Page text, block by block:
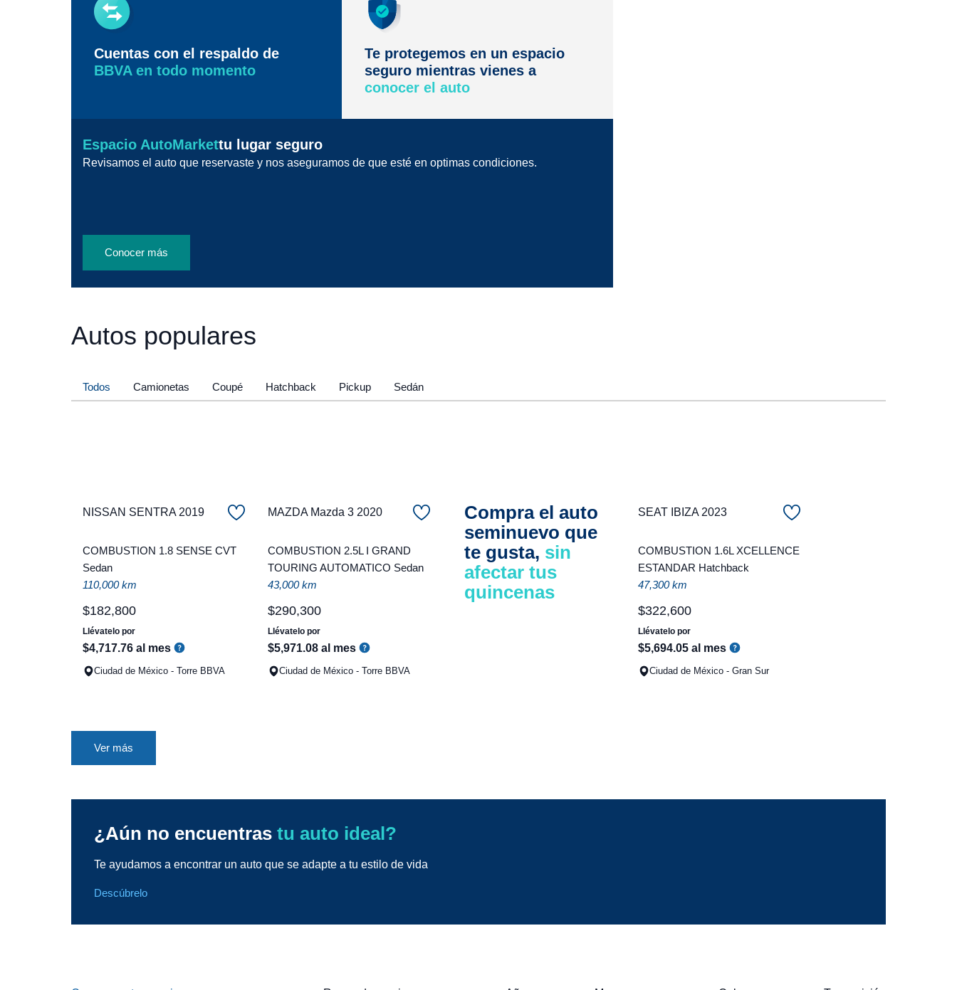
Cuentas con el respaldo de
BBVA en todo momento
Te protegemos en un espacio
seguro mientras vienes a
conocer el auto
Espacio AutoMarkettu lugar seguro
Revisamos el auto que reservaste y nos aseguramos de que esté en optimas condiciones.
Conocer más
Autos populares
Todos Camionetas Coupé Hatchback Pickup Sedán
NISSAN SENTRA 2019
COMBUSTION 1.8 SENSE CVT
Sedan
110,000 km
$182,800
Llévatelo por
$4,717.76 al mes
Ciudad de México - Torre BBVA
MAZDA Mazda 3 2020
COMBUSTION 2.5L I GRAND
TOURING AUTOMATICO Sedan
43,000 km
$290,300
Llévatelo por
$5,971.08 al mes
Ciudad de México - Torre BBVA
Compra el auto
seminuevo que
te gusta, sin
afectar tus
quincenas
SEAT IBIZA 2023
COMBUSTION 1.6L XCELLENCE
ESTANDAR Hatchback
47,300 km
$322,600
Llévatelo por
$5,694.05 al mes
Ciudad de México - Gran Sur
Ver más
¿Aún no encuentras tu auto ideal?
Te ayudamos a encontrar un auto que se adapte a tu estilo de vida
Descúbrelo